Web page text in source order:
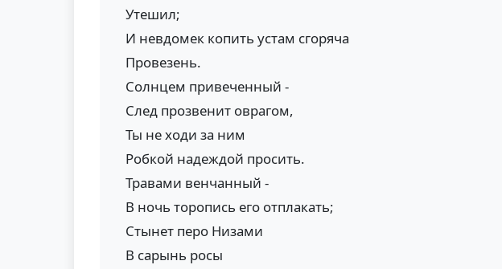
Утешил;
И невдомек копить устам сгоряча
Провезень.
Солнцем привеченный -
След прозвенит оврагом,
Ты не ходи за ним
Робкой надеждой просить.
Травами венчанный -
В ночь торопись его отплакать;
Стынет перо Низами
В сарынь росы